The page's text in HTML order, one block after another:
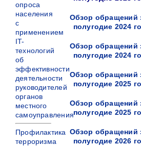
Обзор обращений
полугодие 2024
Обзор обращений
полугодие 2024
Обзор обращений
полугодие 2025
Обзор обращений
полугодие 2025
Обзор обращений
полугодие 2026
опроса
населения
с
применением
IT-
технологий
об
эффективности
деятельности
руководителей
органов
местного
самоуправления
Профилактика
терроризма